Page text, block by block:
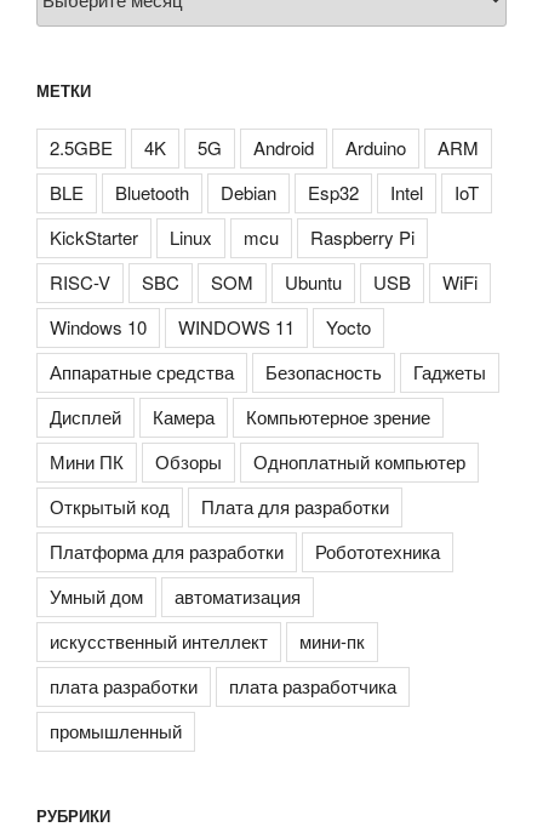
МЕТКИ
2.5GBE 4K 5G Android Arduino
ARM
BLE
Bluetooth Debian Esp32 Intel
IoT
KickStarter
Linux mcu
Raspberry Pi
RISC-V
SBC SOM Ubuntu USB
WiFi
Windows 10
WINDOWS 11
Yocto
Аппаратные средства
Безопасность
Гаджеты
Дисплей
Камера
Компьютерное зрение
Мини ПК
Обзоры
Одноплатный компьютер
Открытый код
Плата для разработки
Платформа для разработки
Робототехника
Умный дом
автоматизация
искусственный интеллект
мини-пк
плата разработки
плата разработчика
промышленный
РУБРИКИ